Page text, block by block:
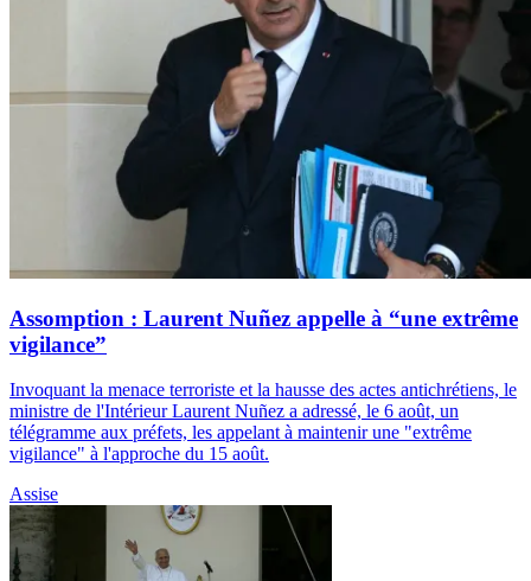
Assomption : Laurent Nuñez appelle à “une extrême
vigilance”
Invoquant la menace terroriste et la hausse des actes antichrétiens, le
ministre de l'Intérieur Laurent Nuñez a adressé, le 6 août, un
télégramme aux préfets, les appelant à maintenir une "extrême
vigilance" à l'approche du 15 août.
Assise